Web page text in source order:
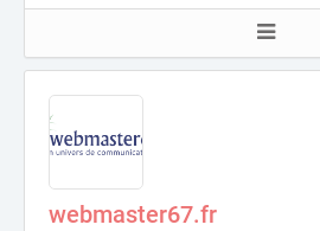
webmaster67.fr